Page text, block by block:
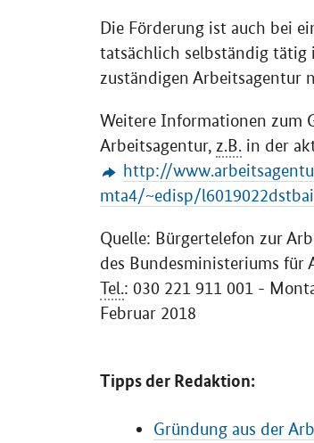
Die Förderung ist auch bei
tatsächlich selbständig tätig
zuständigen Arbeitsagentur
Weitere Informationen zum
Arbeitsagentur, z.B. in der
http://
mta4/~edisp/
Quelle: Bürgertelefon zur
des Bundesministeriums für
Tel.: 030 221 911 001 -
Februar 2018
Tipps der Redaktion:
Gründung aus der